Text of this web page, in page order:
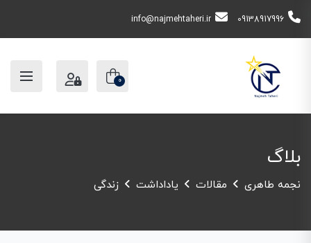
09138917996
info@najmehtaheri.ir
0
بلاگ
نجمه طاهری مقالات یاداداشت زندگی